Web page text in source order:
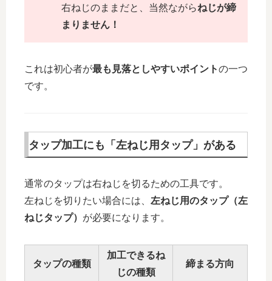
右ねじのままだと、当然ながらねじが締
まりません！
これは初心者が最も見落としやすいポイントの一つ
です。
タップ加工にも「左ねじ用タップ」がある
通常のタップは右ねじを切るための工具です。
左ねじを切りたい場合には、 左ねじ用のタップ（左
ねじタップ） が必要になります。
タップの種類
加工できるね
じの種類
締まる方向